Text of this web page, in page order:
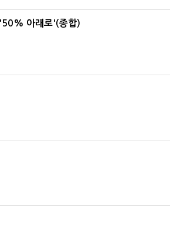
아래로'(종합)